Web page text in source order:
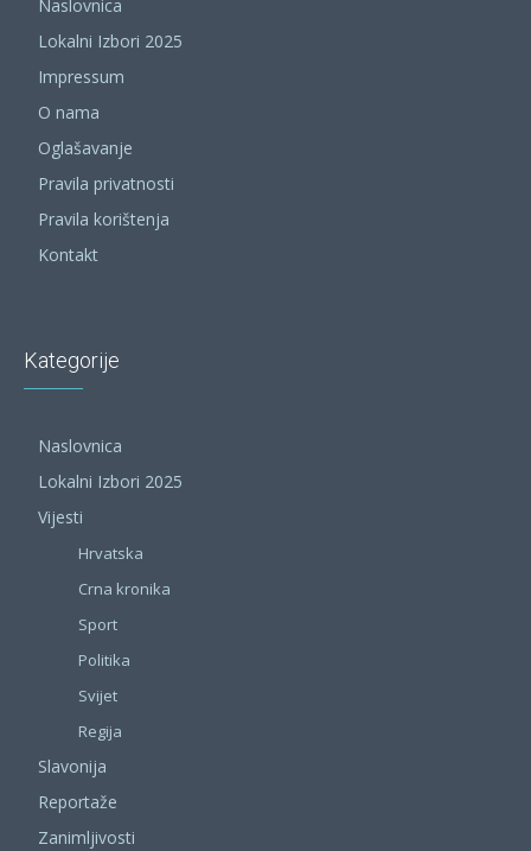
Naslovnica
Lokalni Izbori 2025
Impressum
O nama
Oglašavanje
Pravila privatnosti
Pravila korištenja
Kontakt
Kategorije
Naslovnica
Lokalni Izbori 2025
Vijesti
Hrvatska
Crna kronika
Sport
Politika
Svijet
Regija
Slavonija
Reportaže
Zanimljivosti